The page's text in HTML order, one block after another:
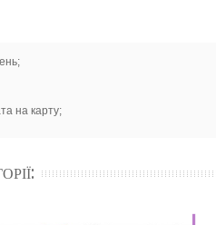
на карту;